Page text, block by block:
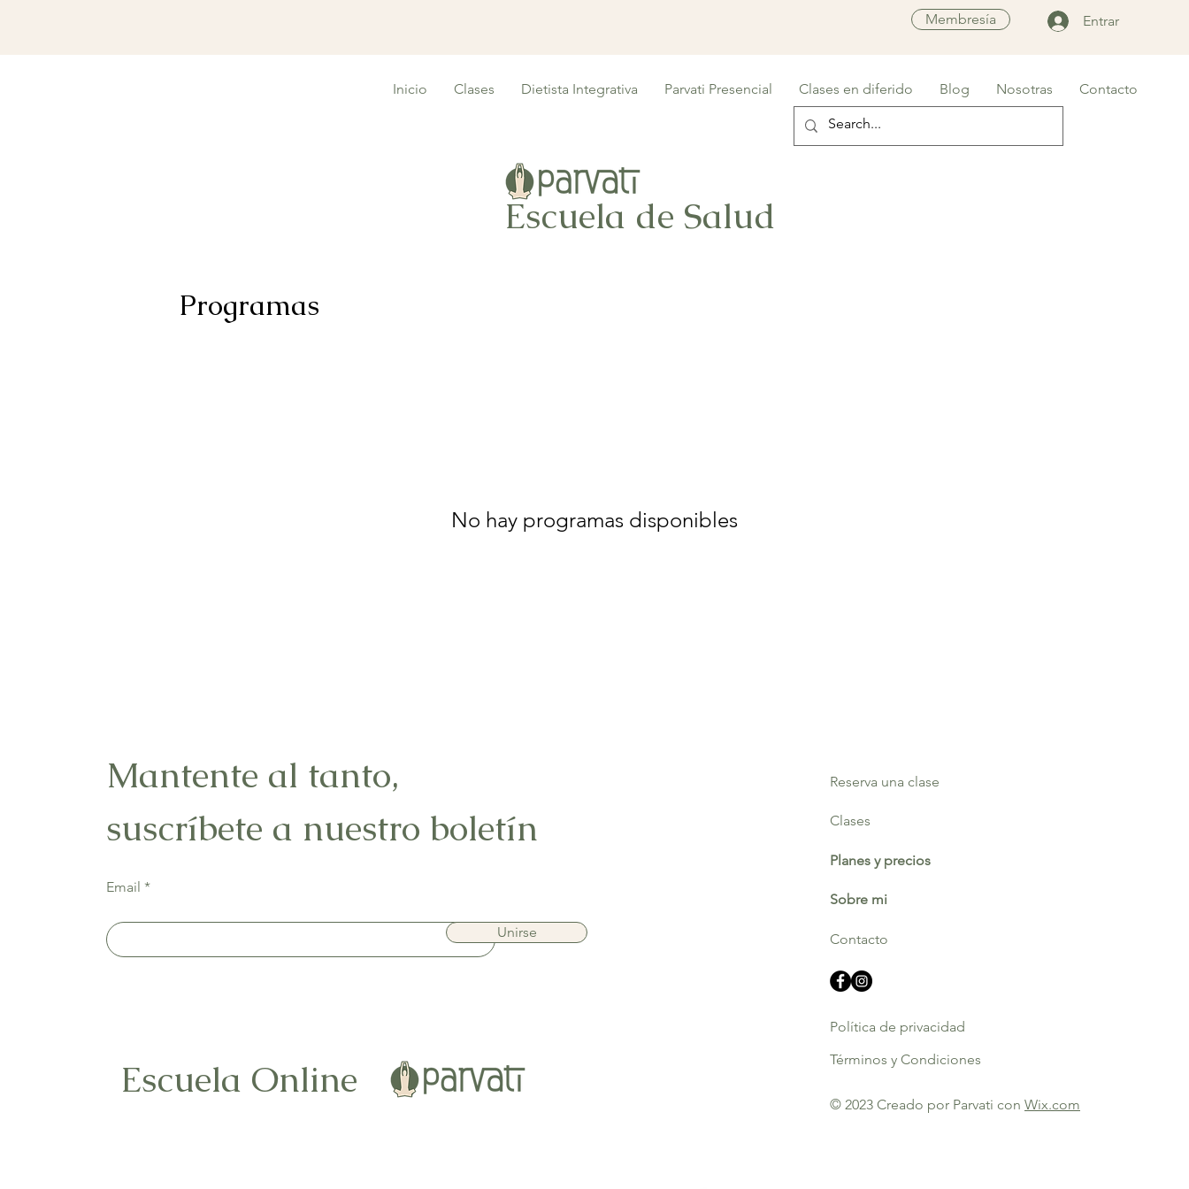
Membresía Entrar
Inicio Clases Dietista Integrativa Parvati Presencial Clases en diferido Blog Nosotras Contacto
Escuela de Salud
Programas
No hay programas disponibles
Mantente al tanto,
suscríbete a nuestro boletín
Email
Unirse
Escuela Online
Reserva una clase
Clases
Planes y precios
Sobre mi
Contacto
Política de privacidad
Términos y Condiciones
© 2023 Creado por Parvati con Wix.com